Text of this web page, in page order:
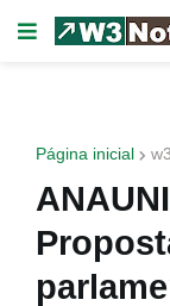
Página inicial w3